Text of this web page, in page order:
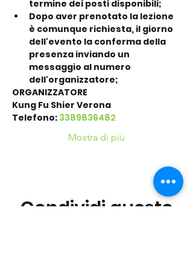
termine dei posti disponibili;
Dopo aver prenotato la lezione
è comunque richiesta, il giorno
dell'evento la conferma della
presenza inviando un
messaggio al numero
dell'organizzatore;
ORGANIZZATORE
Kung Fu Shier Verona
Telefono: 3389836482
Mostra di più
Condividi questo